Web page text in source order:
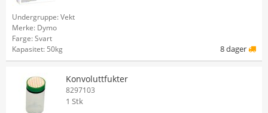
Undergruppe: Vekt
Merke: Dymo
Farge: Svart
Kapasitet: 50kg
8 dager
Konvoluttfukter
8297103
1 Stk